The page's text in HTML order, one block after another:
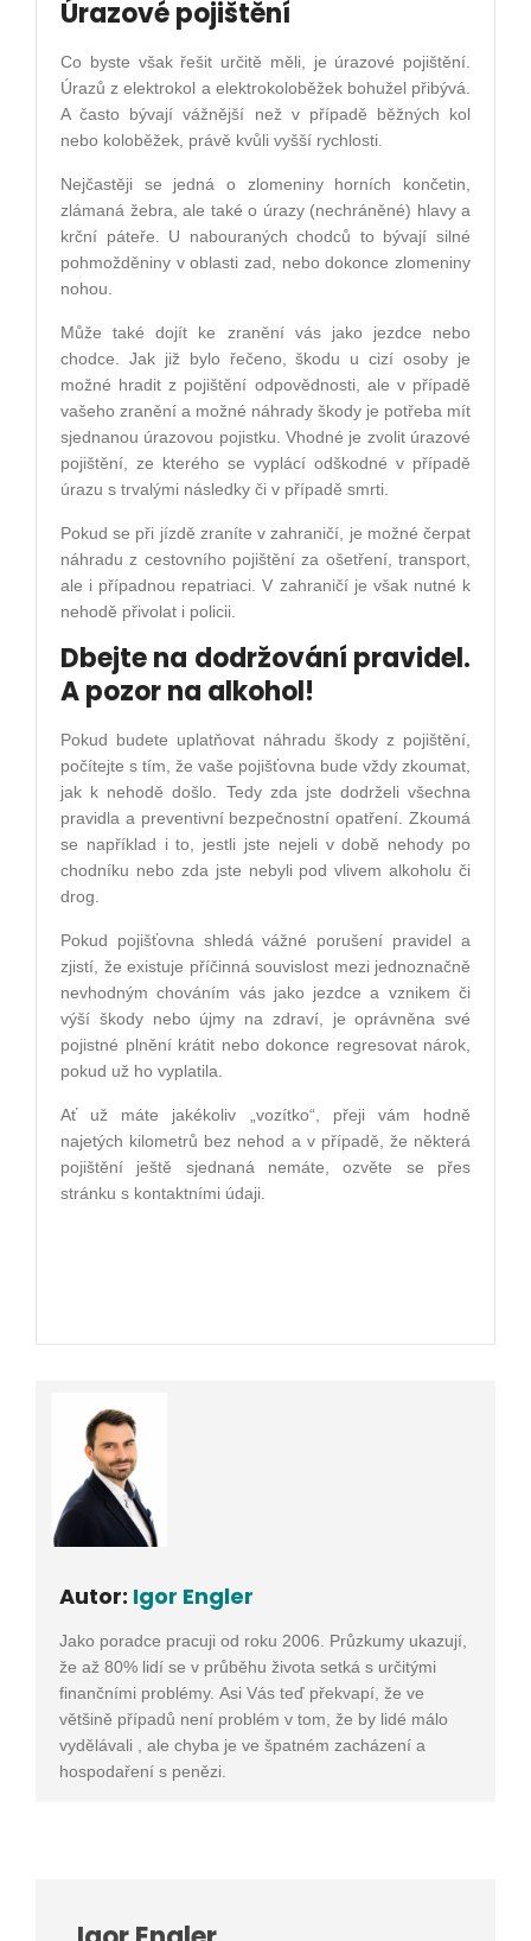
Úrazové pojištění
Co byste však řešit určitě měli, je úrazové pojištění.
Úrazů z elektrokol a elektrokoloběžek bohužel přibývá.
A často bývají vážnější než v případě běžných kol
nebo koloběžek, právě kvůli vyšší rychlosti.
Nejčastěji se jedná o zlomeniny horních končetin,
zlámaná žebra, ale také o úrazy (nechráněné) hlavy a
krční páteře. U nabouraných chodců to bývají silné
pohmožděniny v oblasti zad, nebo dokonce zlomeniny
nohou.
Může také dojít ke zranění vás jako jezdce nebo
chodce. Jak již bylo řečeno, škodu u cizí osoby je
možné hradit z pojištění odpovědnosti, ale v případě
vašeho zranění a možné náhrady škody je potřeba mít
sjednanou úrazovou pojistku. Vhodné je zvolit úrazové
pojištění, ze kterého se vyplácí odškodné v případě
úrazu s trvalými následky či v případě smrti.
Pokud se při jízdě zraníte v zahraničí, je možné čerpat
náhradu z cestovního pojištění za ošetření, transport,
ale i případnou repatriaci. V zahraničí je však nutné k
nehodě přivolat i policii.
Dbejte na dodržování pravidel.
A pozor na alkohol!
Pokud budete uplatňovat náhradu škody z pojištění,
počítejte s tím, že vaše pojišťovna bude vždy zkoumat,
jak k nehodě došlo. Tedy zda jste dodrželi všechna
pravidla a preventivní bezpečnostní opatření. Zkoumá
se například i to, jestli jste nejeli v době nehody po
chodníku nebo zda jste nebyli pod vlivem alkoholu či
drog.
Pokud pojišťovna shledá vážné porušení pravidel a
zjistí, že existuje příčinná souvislost mezi jednoznačně
nevhodným chováním vás jako jezdce a vznikem či
výší škody nebo újmy na zdraví, je oprávněna své
pojistné plnění krátit nebo dokonce regresovat nárok,
pokud už ho vyplatila.
Ať už máte jakékoliv „vozítko“, přeji vám hodně
najetých kilometrů bez nehod a v případě, že některá
pojištění ještě sjednaná nemáte, ozvěte se přes
stránku s kontaktními údaji.
Autor: Igor Engler
Jako poradce pracuji od roku 2006. Průzkumy ukazují,
že až 80% lidí se v průběhu života setká s určitými
finančními problémy. Asi Vás teď překvapí, že ve
většině případů není problém v tom, že by lidé málo
vydělávali , ale chyba je ve špatném zacházení a
hospodaření s penězi.